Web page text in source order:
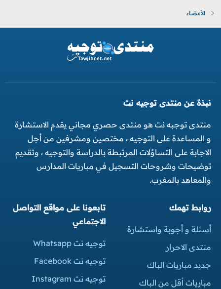
الأعضاء
نبذة عن منتدى توجيه نت
منتدى توجبه نت هو منتدى حصري مجاني يقدم الاستشارة
و المساعدة على التوجيه ، مختصين ومشرفين من أجل
الاجابة على التساؤلات المرتبطة بالدراسة والتوجيه ، وتقديم
توضيحات وشروحات التسجيل في مباريات المدارس
والمعاهد بالمغرب.
روابط تهمك
أسئلة و أجوبة واستشارة
منتدى الاحرار
جديد مباريات الباك
مباريات أقل من الباك
تابعونا على مواقع التواصل
الاجتماعي
توجيه نت Whatsapp
توجيه نت Facebook
توجيه نت Instagram